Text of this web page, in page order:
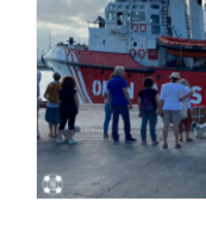
Contacte